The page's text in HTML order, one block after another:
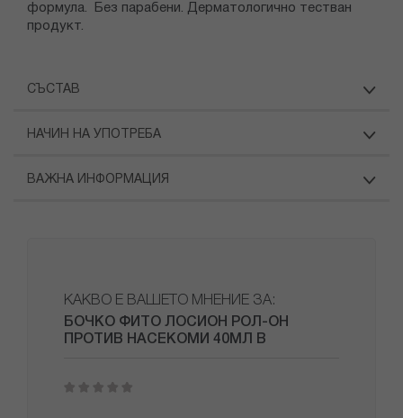
формула. Без парабени. Дерматологично тестван
продукт.
СЪСТАВ
НАЧИН НА УПОТРЕБА
ВАЖНА ИНФОРМАЦИЯ
КАКВО Е ВАШЕТО МНЕНИЕ ЗА:
БОЧКО ФИТО ЛОСИОН РОЛ-ОН
ПРОТИВ НАСЕКОМИ 40МЛ В